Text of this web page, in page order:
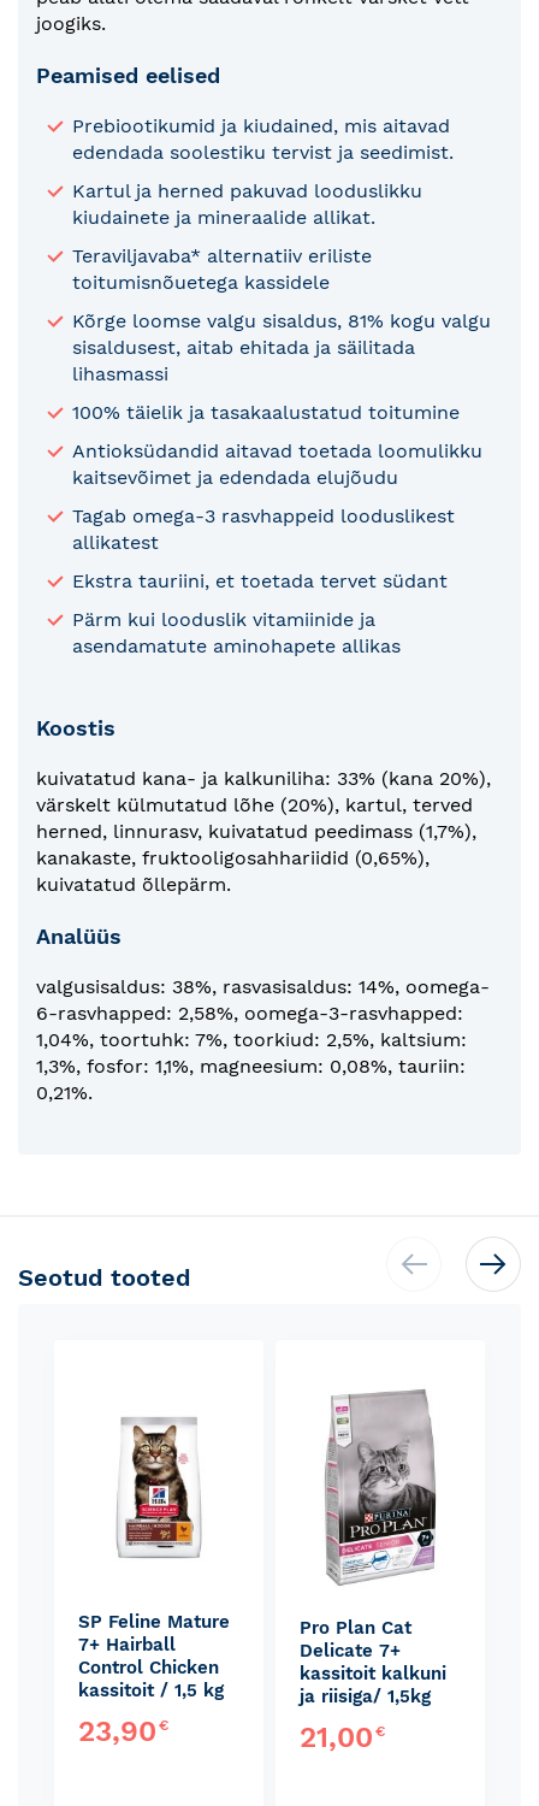
joogiks.
Peamised eelised
Prebiootikumid ja kiudained, mis aitavad
edendada soolestiku tervist ja seedimist.
Kartul ja herned pakuvad looduslikku
kiudainete ja mineraalide allikat.
Teraviljavaba* alternatiiv eriliste
toitumisnõuetega kassidele
Kõrge loomse valgu sisaldus, 81% kogu valgu
sisaldusest, aitab ehitada ja säilitada
lihasmassi
100% täielik ja tasakaalustatud toitumine
Antioksüdandid aitavad toetada loomulikku
kaitsevõimet ja edendada elujõudu
Tagab omega-3 rasvhappeid looduslikest
allikatest
Ekstra tauriini, et toetada tervet südant
Pärm kui looduslik vitamiinide ja
asendamatute aminohapete allikas
Koostis
kuivatatud kana- ja kalkuniliha: 33% (kana 20%),
värskelt külmutatud lõhe (20%), kartul, terved
herned, linnurasv, kuivatatud peedimass (1,7%),
kanakaste, fruktooligosahhariidid (0,65%),
kuivatatud õllepärm.
Analüüs
valgusisaldus: 38%, rasvasisaldus: 14%, oomega-
6-rasvhapped: 2,58%, oomega-3-rasvhapped:
1,04%, toortuhk: 7%, toorkiud: 2,5%, kaltsium:
1,3%, fosfor: 1,1%, magneesium: 0,08%, tauriin:
0,21%.
Seotud tooted
SP Feline Mature
7+ Hairball
Control Chicken
kassitoit / 1,5 kg
23,90€
Pro Plan Cat
Delicate 7+
kassitoit kalkuni
ja riisiga/ 1,5kg
21,00€